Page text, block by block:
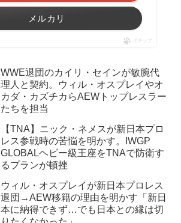
メルカリ
ポチップ
WWE退団のカイリ・セインが敏腕代
理人と契約。ウィル・オスプレイやオ
カダ・カズチカらAEWトップレスラー
たちを担当
【TNA】ニック・ネメスが新日本プロ
レス参戦時の苦悩を明かす。IWGP
GLOBALヘビー級王座をTNAで防衛す
るプランが頓挫
ウィル・オスプレイが新日本プロレス
退団→AEW移籍の理由を明かす「新日
本に納得できず…でも日本との縁は切